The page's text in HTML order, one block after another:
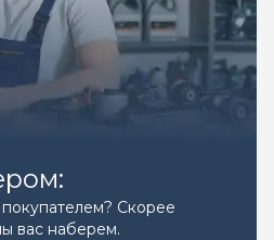
Скорее
вас наберем.